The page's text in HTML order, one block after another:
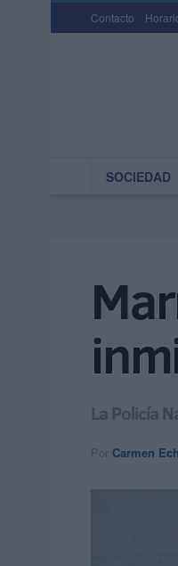
Contacto
SOCIEDAD
La Policía
Por Carmen